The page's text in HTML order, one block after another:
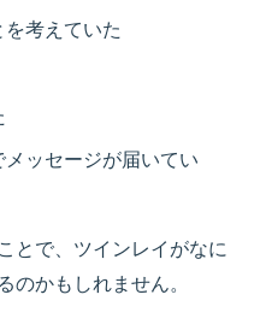
考えていた
ッセージが届いてい
とで、ツインレイがなに
のかもしれません。